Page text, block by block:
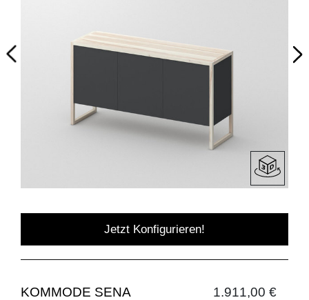
Jetzt Konfigurieren!
KOMMODE SENA 1.911,00 €